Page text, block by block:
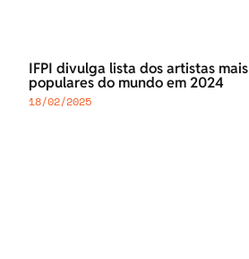
IFPI divulga lista dos artistas mais
populares do mundo em 2024
18/02/2025